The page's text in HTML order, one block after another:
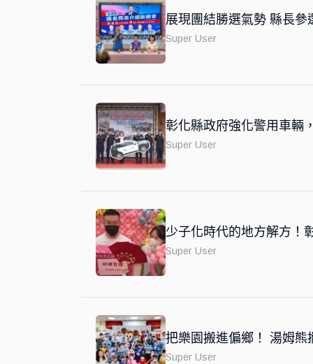
展現團結勝選氣勢 縣長
Super User
彰化縣政府強化警用車輛
Super User
少子化時代的地方解方！
Super User
把樂園搬進偏鄉！ 湯姆
Super User